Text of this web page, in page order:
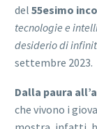
del 55esimo
tecnologie e
desiderio di
settembre 2023.
Dalla paura
che vivono i